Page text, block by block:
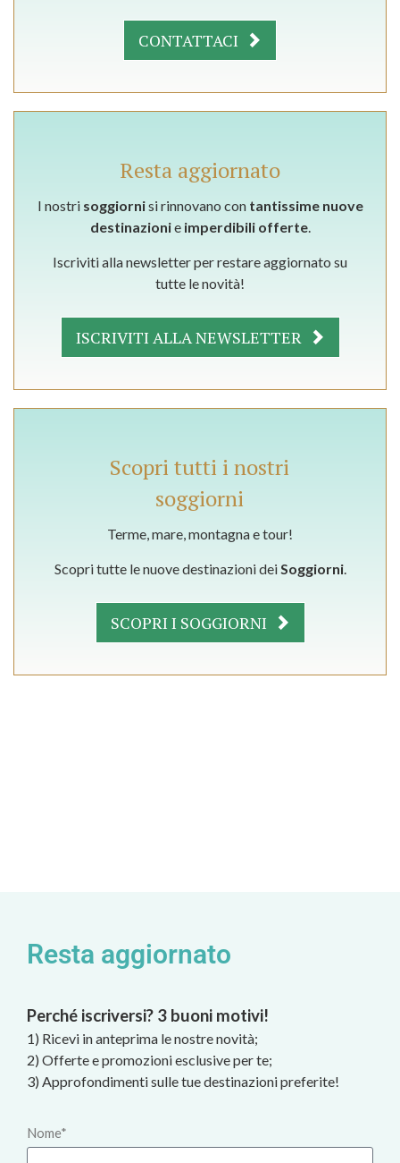
CONTATTACI
Resta aggiornato
I nostri soggiornisi rinnovano con tantissime nuove
destinazionie imperdibili offerte.
Iscriviti alla newsletter per restare aggiornato su
tutte le novità!
ISCRIVITI ALLA NEWSLETTER
Scopri tutti i nostri
soggiorni
Terme, mare, montagna e tour!
Scopri tutte le nuove destinazioni deiSoggiorni.
SCOPRI I SOGGIORNI
Resta aggiornato
Perché iscriversi? 3 buoni motivi!
1) Ricevi in anteprima le nostre novità;
2) Offerte e promozioni esclusive per te;
3) Approfondimenti sulle tue destinazioni preferite!
Nome*